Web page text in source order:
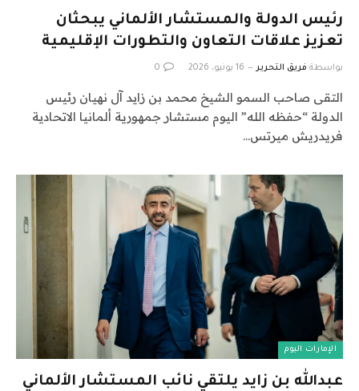
رئيس الدولة والمستشار الألماني يبحثان
تعزيز علاقات التعاون والتطورات الإقليمية
بواسطة فريق التحرير 16 يونيو، 2026 0
التقى صاحب السمو الشيخ محمد بن زايد آل نهيان رئيس
الدولة “حفظه الله” اليوم مستشار جمهورية ألمانيا الاتحادية
فريدريش ميرتس…
الإمارات اليوم
عبدالله بن زايد يلتقي نائب المستشار الألماني